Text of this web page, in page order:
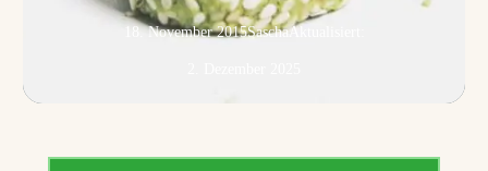
18. November 2015SaschaAktualisiert: